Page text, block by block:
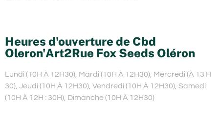
Heures d'ouverture de Cbd
Oleron'Art2Rue Fox Seeds Oléron
Lundi (10H À 12H30), Mardi (10H À 12H30), Mercredi (À 13 H
30), Jeudi (10H À 12H30), Vendredi (10H À 12H30), Samedi
(10H À 12H : 30H), Dimanche (10H À 12H30)